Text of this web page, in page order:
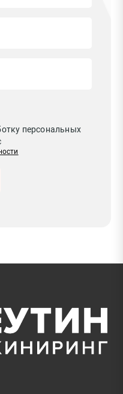
персональных